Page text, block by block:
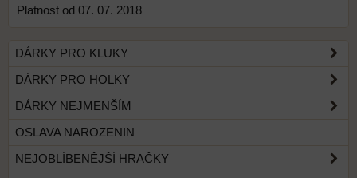
Platnost od 07. 07. 2018
DÁRKY PRO KLUKY
DÁRKY PRO HOLKY
DÁRKY NEJMENŠÍM
OSLAVA NAROZENIN
NEJOBLÍBENĚJŠÍ HRAČKY